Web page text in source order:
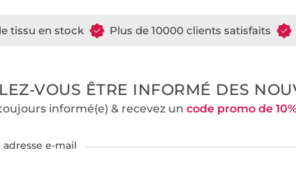
tissu en stock Plus de 10000 clients satisfaits
VOUS ÊTRE INFORMÉ DES
informé(e) & recevez un code promo de
adresse e-mail